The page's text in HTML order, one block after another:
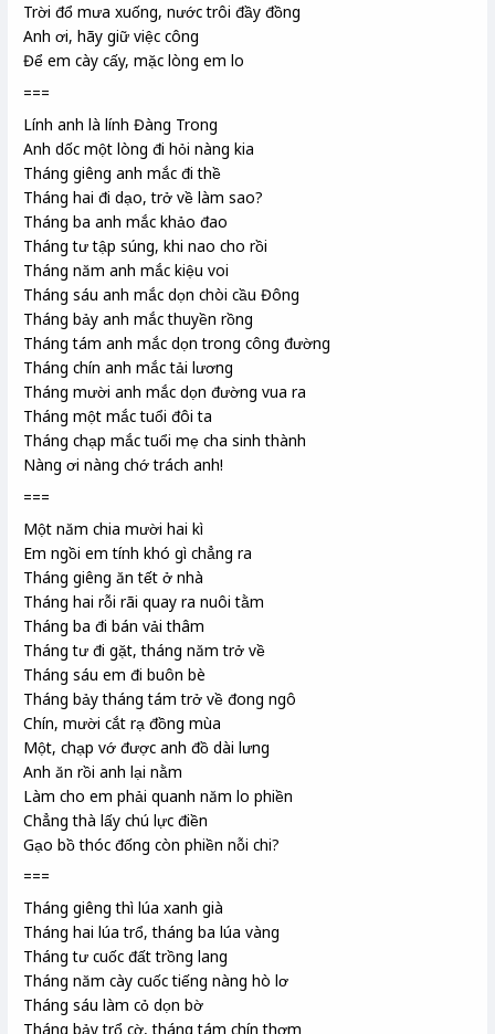
Trời đổ mưa xuống, nước trôi đầy đồng
Anh ơi, hãy giữ việc công
Để em cày cấy, mặc lòng em lo
===
Lính anh là lính Đàng Trong
Anh dốc một lòng đi hỏi nàng kia
Tháng giêng anh mắc đi thề
Tháng hai đi dạo, trở về làm sao?
Tháng ba anh mắc khảo đao
Tháng tư tập súng, khi nao cho rồi
Tháng năm anh mắc kiệu voi
Tháng sáu anh mắc dọn chòi cầu Đông
Tháng bảy anh mắc thuyền rồng
Tháng tám anh mắc dọn trong công đường
Tháng chín anh mắc tải lương
Tháng mười anh mắc dọn đường vua ra
Tháng một mắc tuổi đôi ta
Tháng chạp mắc tuổi mẹ cha sinh thành
Nàng ơi nàng chớ trách anh!
===
Một năm chia mười hai kì
Em ngồi em tính khó gì chẳng ra
Tháng giêng ăn tết ở nhà
Tháng hai rỗi rãi quay ra nuôi tằm
Tháng ba đi bán vải thâm
Tháng tư đi gặt, tháng năm trở về
Tháng sáu em đi buôn bè
Tháng bảy tháng tám trở về đong ngô
Chín, mười cắt rạ đồng mùa
Một, chạp vớ được anh đồ dài lưng
Anh ăn rồi anh lại nằm
Làm cho em phải quanh năm lo phiền
Chẳng thà lấy chú lực điền
Gạo bồ thóc đống còn phiền nỗi chi?
===
Tháng giêng thì lúa xanh già
Tháng hai lúa trổ, tháng ba lúa vàng
Tháng tư cuốc đất trồng lang
Tháng năm cày cuốc tiếng nàng hò lơ
Tháng sáu làm cỏ dọn bờ
Tháng bảy trổ cờ, tháng tám chín thơm